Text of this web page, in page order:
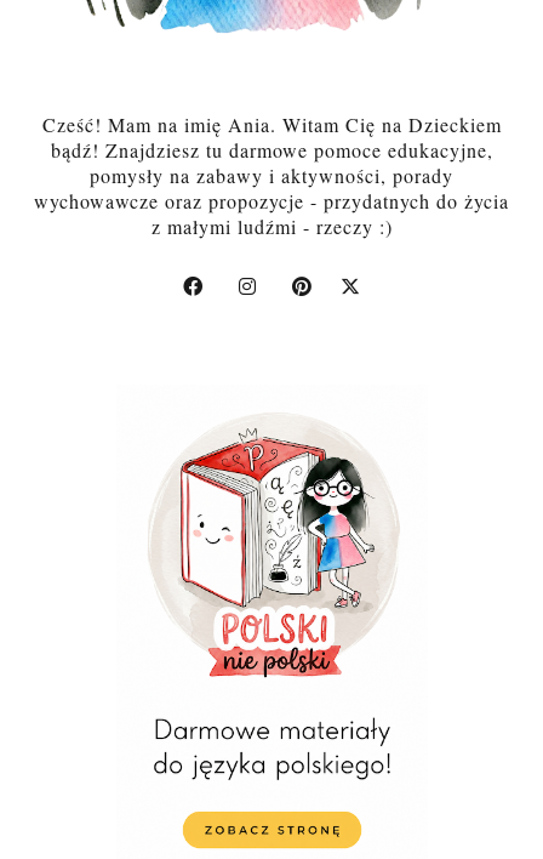
Cześć! Mam na imię Ania. Witam Cię na Dzieckiem
bądź! Znajdziesz tu darmowe pomoce edukacyjne,
pomysły na zabawy i aktywności, porady
wychowawcze oraz propozycje - przydatnych do życia
z małymi ludźmi - rzeczy :)